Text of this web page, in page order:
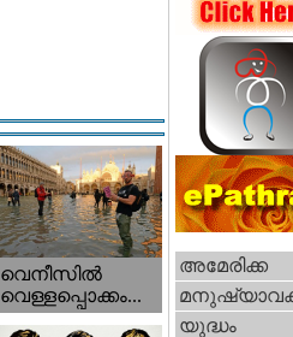
വെനീസില്‍
വെള്ളപ്പൊക്കം...
അമേരിക്ക
യുദ്ധം